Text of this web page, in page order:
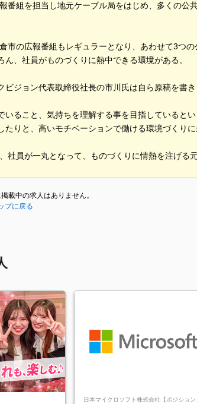
番組を担当し地元ケーブル局をはじめ、多くの公
市の広報番組もレギュラーとなり、あわせて3つ
、社員がものづくりに熱中できる環境がある。
ビジョン代表取締役社長の市川氏は自ら原稿を書き
いること、気持ちを理解する事を目指していると
たりと、高いモチベーションで働ける環境づくりに
社員が一丸となって、ものづくりに情熱を注げる
載中の求人はありません。
プに戻る
日本マイクロソフト株式会社【ポジション